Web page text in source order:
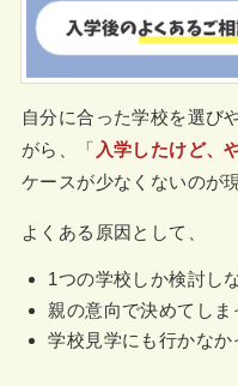
自分に合った学校を選び
がら、「 入学したけど、
ケースが少なくないのが
よくある原因として、
1つの学校しか検討し
親の意向で決めてしま
学校見学にも行かなか